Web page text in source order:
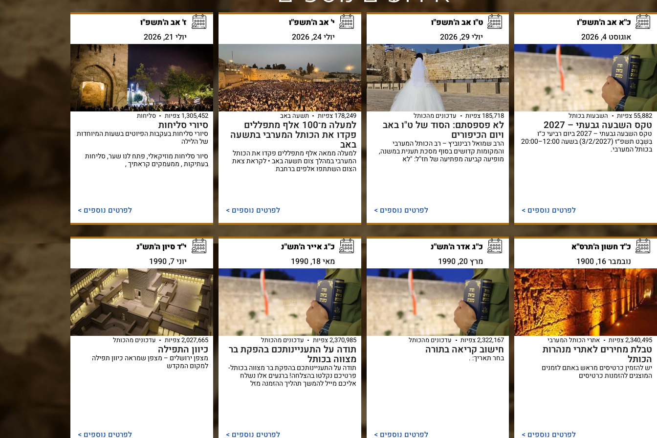
כ"א אב ה'תשפ"ו
אוגוסט 4, 2026
55,882 צפיות השבעות בכותל
טקס השבעה גבעתי – 2027
טקס השבעה גבעתי – 2027 ביום רביעי כ״ו
בִּשְׁבָט תשפ״ז (3/2/2027) בשעה 12:00–20:00
בכותל המערבי.
לפרטים נוספים >
ט"ו אב ה'תשפ"ו
יולי 29, 2026
185,718 צפיות עדכונים מהכותל
לא פספסתם: הסוד של ט"ו באב
ויום הכיפורים
הרב שמואל רבינוביץ – רב הכותל המערבי
והמקומות קדושים בסוף מסכת תענית במשנה,
מופיעה קביעה מפתיעה של חז"ל: "לא
לפרטים נוספים >
י' אב ה'תשפ"ו
יולי 24, 2026
178,249 צפיות תשעה באב
למעלה מ־100 אלף מתפללים
פקדו את הכותל המערבי בתשעה
באב
למעלה ממאה אלף מתפללים פקדו את הכותל
המערבי במהלך צום תשעה באב • לקראת צאת
הצום השתתפו אלפים ברחבת
לפרטים נוספים >
ז' אב ה'תשפ"ו
יולי 21, 2026
1,305,452 צפיות סליחות
סיורי סליחות
סיורי סליחות בעקבות הפיוטים בשעות המיוחדות
של הלילה
סיור סליחות מוזיקאלי, פתח לנו שער, סליחות
בעתיקות , ממעמקים קראתיך ,
לפרטים נוספים >
כ"ד חשון ה'תרס"א
נובמבר 16, 1900
2,340,495 צפיות אתרי הכותל המערבי
טבלת מחירים לאתרי מנהרות
הכותל
יש להזמין כרטיסים מראש באתם לזמנים
המוצגים להזמנות כרטיסים
לפרטים נוספים >
כ"ג אדר ה'תש"נ
מרץ 20, 1990
2,322,167 צפיות עדכונים מהכותל
חישוב קריאה בתורה
בחר תאריך: .
לפרטים נוספים >
כ"ג אייר ה'תש"נ
מאי 18, 1990
2,370,985 צפיות עדכונים מהכותל
תודה על התעניינותכם בהפקת בר
מצווה בכותל
תודה על התעניינותכם בהפקת בר מצווה בכותל-
פרטיכם נקלטו בהצלחה! ברגעים אלו נשלח
אליכם מייל להמשך תהליך ההזמנה מזל
לפרטים נוספים >
י"ד סיון ה'תש"נ
יוני 7, 1990
2,027,665 צפיות עדכונים מהכותל
כיוון התפילה
מצפן ירושלים – מצפן שמראה כיוון תפילה
למקום המקדש
לפרטים נוספים >